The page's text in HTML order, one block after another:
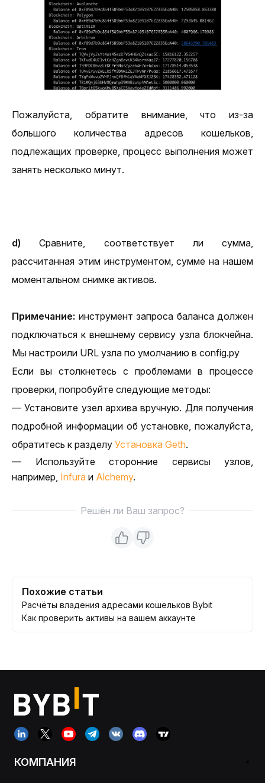
Пожалуйста, обратите внимание, что из-за
большого количества адресов кошельков,
подлежащих проверке, процесс выполнения может
занять несколько минут.
d) Сравните, соответствует ли сумма,
рассчитанная этим инструментом, сумме на нашем
моментальном снимке активов.
Примечание: инструмент запроса баланса должен
подключаться к внешнему сервису узла блокчейна.
Мы настроили URL узла по умолчанию в config.py
Если вы столкнетесь с проблемами в процессе
проверки, попробуйте следующие методы:
— Установите узел архива вручную. Для получения
подробной информации об установке, пожалуйста,
обратитесь к разделу Установка Geth.
— Используйте сторонние сервисы узлов,
например, Infura и Alchemy.
Решён ли Ваш запрос?
Похожие статьи
Расчёты владения адресами кошельков Bybit
Как проверить активы на вашем аккаунте
КОМПАНИЯ